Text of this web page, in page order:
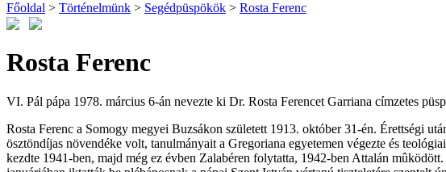
Főoldal > Történelmünk > Segédpüspökök > Rosta Ferenc
Rosta Ferenc
VI. Pál pápa 1978. március 6-án nevezte ki Dr. Rosta Ferencet Garriana címzetes
Rosta Ferenc a Somogy megyei Buzsákon született 1913. október 31-én. Érettségi
ösztöndíjas növendéke volt, tanulmányait a Gregoriana egyetemen végezte és
kezdte 1941-ben, majd még ez évben Zalabéren folytatta, 1942-ben Attalán